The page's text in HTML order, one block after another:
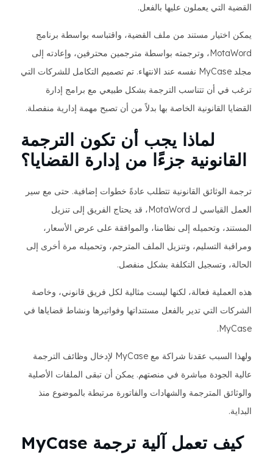
القضية التي يعملون عليها بالفعل.
يمكن اختيار مستند من ملف القضية، واقتباسه بواسطة برنامج
MotaWord، وترجمته بواسطة مترجمين محترفين، وإعادته إلى
مجلد MyCase نفسه عند الانتهاء. تم تصميم التكامل للشركات التي
ترغب في أن تتناسب الترجمة بشكل طبيعي مع برامج إدارة
القضايا القانونية الخاصة بها بدلاً من أن تصبح مهمة إدارية منفصلة.
لماذا يجب أن تكون الترجمة
القانونية جزءًا من إدارة القضايا؟
ترجمة الوثائق القانونية تتطلب عادةً خطوات إضافية. حتى مع سير
العمل القياسي لـ MotaWord، قد يحتاج الفريق إلى تنزيل
المستند، وتحميله إلى نظامنا، والموافقة على عرض الأسعار،
ومراقبة التسليم، وتنزيل الملف المترجم، وتحميله مرة أخرى إلى
الحالة، وتسجيل التكلفة بشكل منفصل.
هذه العملية فعالة، لكنها ليست مثالية لكل فريق قانوني، وخاصة
الشركات التي تدير بالفعل مستنداتها وفواتيرها ونشاط قضاياها في
MyCase.
ولهذا السبب عقدنا شراكة مع MyCase لإدخال وظائف الترجمة
عالية الجودة مباشرة في منصتهم. يمكن أن تبقى الملفات الأصلية
والوثائق المترجمة والشهادات والفاتورة مرتبطة بالموضوع منذ
البداية.
كيف تعمل آلية ترجمة MyCase